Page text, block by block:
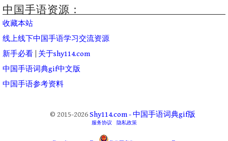
中国手语资源：
收藏本站
线上线下中国手语学习交流资源
新手必看
关于shy114.com
中国手语词典gif中文版
中国手语参考资料
© 2015-2026Shy114.com - 中国手语词典gif版
服务协议 隐私政策